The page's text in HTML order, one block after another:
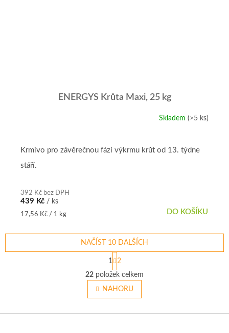
ENERGYS Krůta Maxi, 25 kg
Skladem (>5 ks)
392 Kč bez DPH
439 Kč / ks
Měrná
17,56 Kč / 1 kg DO KOŠÍKU
Krmivo pro závěrečnou fázi výkrmu krůt od 13. týdne
stáří.
O
v
l
á
NAČÍST 10 DALŠÍCH
S
t
r
á
n
k
v
1
2
22 položek celkem
NAHORU